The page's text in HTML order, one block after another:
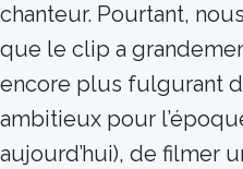
chanteur. Pourtant,
que le clip a
encore plus fulgurant
ambitieux pour
aujourd’hui), de filmer